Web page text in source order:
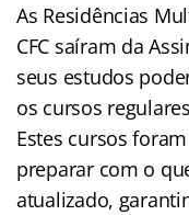
As Residências
CFC saíram da
seus estudos
os cursos
Estes cursos
preparar com o
atualizado,